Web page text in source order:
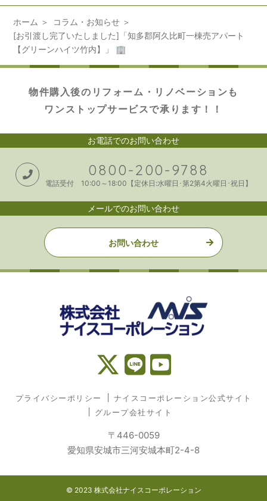
ホーム
コラム・お知らせ
[お引渡し完了いたしました]「知多郡阿久比町一棟売アパート
【グリーンハイツ竹内】」 🏢
物件購入後のリフォーム・リノベーションも
ワンストップサービスで承ります！！
お電話でのお問い合わせ
0800-200-9788
電話受付 10:00～18:00【定休日:水曜日･第2第4火曜日･祝日】
メールでのお問い合わせ
お問い合わせ
プライバシーポリシー
ナイスコーポレーション公式サイト
グループ会社サイト
〒446-0059
愛知県安城市三河安城本町2-4-8
© 2023 株式会社ナイスコーポレーション